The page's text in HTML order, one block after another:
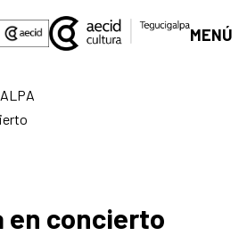
MENÚ
en concierto